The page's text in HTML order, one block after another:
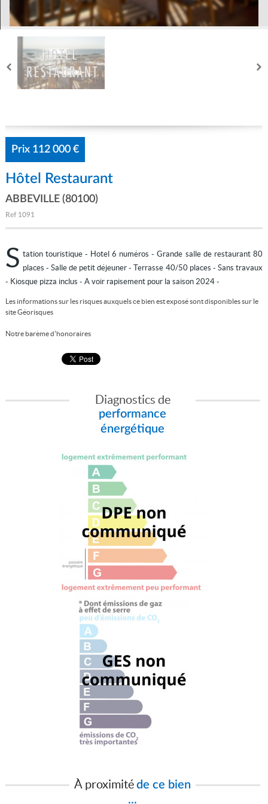
Mon compte
Prix112 000 €
Hôtel Restaurant
ABBEVILLE (80100)
Ref 1091
S tation touristique - Hotel 6 numéros - Grande salle de restaurant 80
places - Salle de petit déjeuner - Terrasse 40/50 places - Sans travaux
- Kiosque pizza inclus - A voir rapisement pour la saison 2024 -
Les informations sur les risques auxquels ce bien est exposé sont disponibles sur le
siteGéorisques
Notre barème d'honoraires
Diagnostics de
performance
énergétique
À proximitéde ce bien
...